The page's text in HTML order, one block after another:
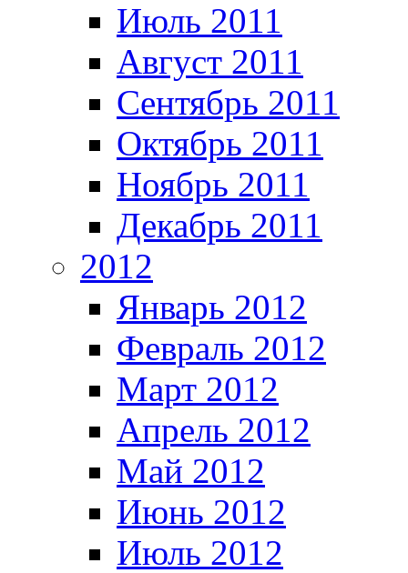
Июль 2011
Август 2011
Сентябрь 2011
Октябрь 2011
Ноябрь 2011
Декабрь 2011
2012
Январь 2012
Февраль 2012
Март 2012
Апрель 2012
Май 2012
Июнь 2012
Июль 2012